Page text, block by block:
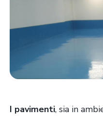
I pavimenti, sia in